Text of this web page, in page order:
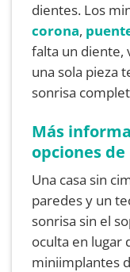
dientes. Los
corona,
falta un diente,
una sola pieza
sonrisa
Más
opciones
Una casa sin
paredes y un
sonrisa sin el
oculta en lugar
miniimplantes